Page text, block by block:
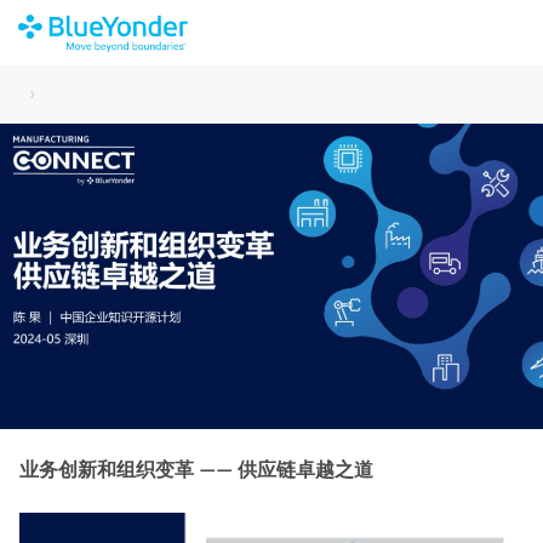
›
业务创新和组织变革 —— 供应链卓越之道